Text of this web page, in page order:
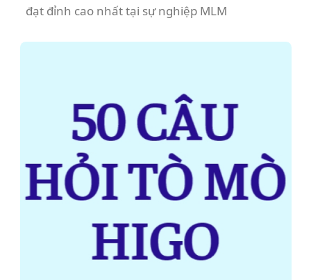
đạt đỉnh cao nhất tại sự nghiệp MLM